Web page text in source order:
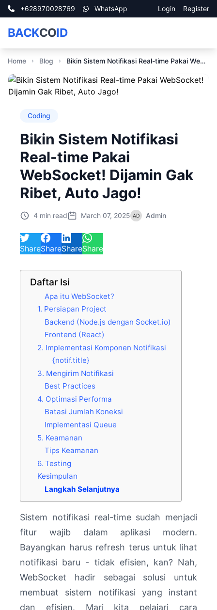
+628970028769 WhatsApp Login Register
BACKCOID
Home Blog Bikin Sistem Notifikasi Real-time Pakai WebSocket! Dijamin Gak Ribet, Auto Jago!
Coding
Bikin Sistem Notifikasi
Real-time Pakai
WebSocket! Dijamin Gak
Ribet, Auto Jago!
4 min read March 07, 2025 Admin
ShareShareShareShare
Daftar Isi
Apa itu WebSocket?
1. Persiapan Project
Backend (Node.js dengan Socket.io)
Frontend (React)
2. Implementasi Komponen Notifikasi
{notif.title}
3. Mengirim Notifikasi
Best Practices
4. Optimasi Performa
Batasi Jumlah Koneksi
Implementasi Queue
5. Keamanan
Tips Keamanan
6. Testing
Kesimpulan
Langkah Selanjutnya
Sistem notifikasi real-time sudah menjadi
fitur wajib dalam aplikasi modern.
Bayangkan harus refresh terus untuk lihat
notifikasi baru - tidak efisien, kan? Nah,
WebSocket hadir sebagai solusi untuk
membuat sistem notifikasi yang instant
dan efisien. Mari kita pelajari cara